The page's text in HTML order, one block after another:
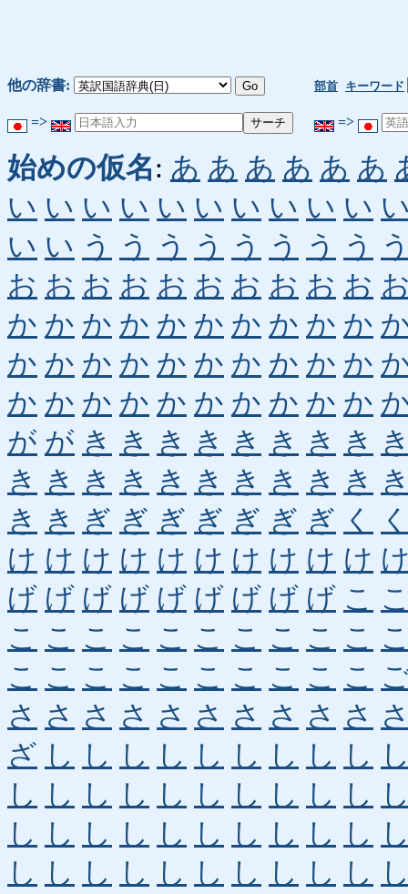
他の辞書: 部首 キーワード
=> =>
始めの仮名: あ あ あ あ あ あ
い い い い い い い い い い
い い う う う う う う う う
お お お お お お お お お お
か か か か か か か か か か
か か か か か か か か か か
か か か か か か か か か か
が が き き き き き き き き
き き き き き き き き き き
き き ぎ ぎ ぎ ぎ ぎ ぎ ぎ く
け け け け け け け け け け
げ げ げ げ げ げ げ げ げ こ
こ こ こ こ こ こ こ こ こ こ
こ こ こ こ こ こ こ こ こ こ
さ さ さ さ さ さ さ さ さ さ
ざ し し し し し し し し し
し し し し し し し し し し
し し し し し し し し し し
し し し し し し し し し し